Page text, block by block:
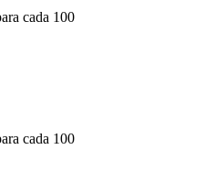
cada 100
cada 100